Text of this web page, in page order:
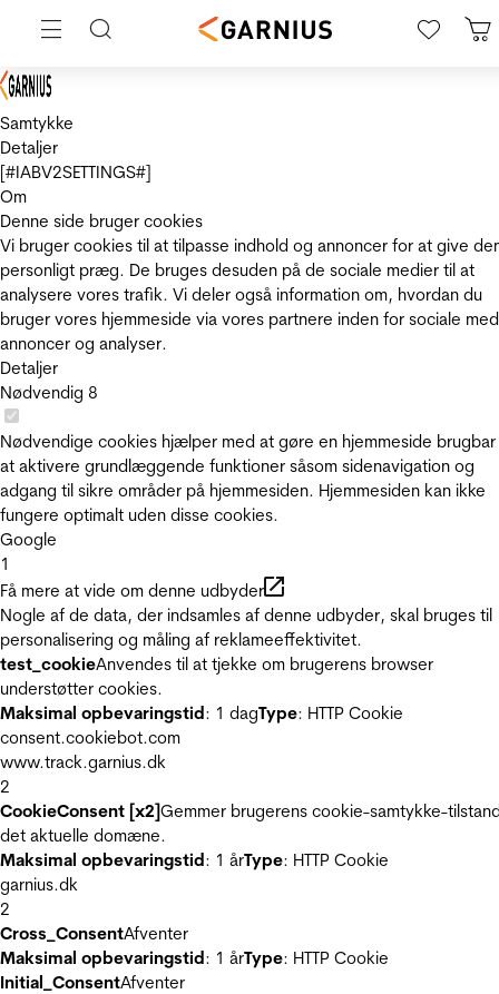
Samtykke
Detaljer
[#IABV2SETTINGS#]
Om
Denne side bruger cookies
Vi bruger cookies til at tilpasse indhold og annoncer for at give
personligt præg. De bruges desuden på de sociale medier til at
analysere vores trafik. Vi deler også information om, hvordan du
bruger vores hjemmeside via vores partnere inden for sociale
annoncer og analyser.
Detaljer
Nødvendig 8
Nødvendige cookies hjælper med at gøre en hjemmeside
at aktivere grundlæggende funktioner såsom sidenavigation og
adgang til sikre områder på hjemmesiden. Hjemmesiden kan ikke
fungere optimalt uden disse cookies.
Google
1
Få mere at vide om denne udbyder
Nogle af de data, der indsamles af denne udbyder, skal bruges til
personalisering og måling af reklameeffektivitet.
test_cookieAnvendes til at tjekke om brugerens browser
understøtter cookies.
Maksimal opbevaringstid: 1 dagType: HTTP Cookie
consent.cookiebot.com
www.track.garnius.dk
2
CookieConsent [x2]Gemmer brugerens cookie-samtykke-
det aktuelle domæne.
Maksimal opbevaringstid: 1 årType: HTTP Cookie
garnius.dk
2
Cross_ConsentAfventer
Maksimal opbevaringstid: 1 årType: HTTP Cookie
Initial_ConsentAfventer